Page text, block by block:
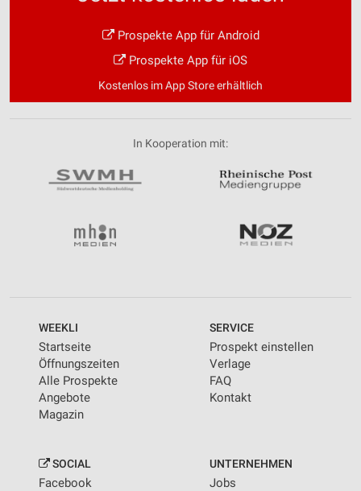
Prospekte App für Android
Prospekte App für iOS
Kostenlos im App Store erhältlich
In Kooperation mit:
WEEKLI
Startseite
Öffnungszeiten
Alle Prospekte
Angebote
Magazin
SERVICE
Prospekt einstellen
Verlage
FAQ
Kontakt
SOCIAL
Facebook
UNTERNEHMEN
Jobs